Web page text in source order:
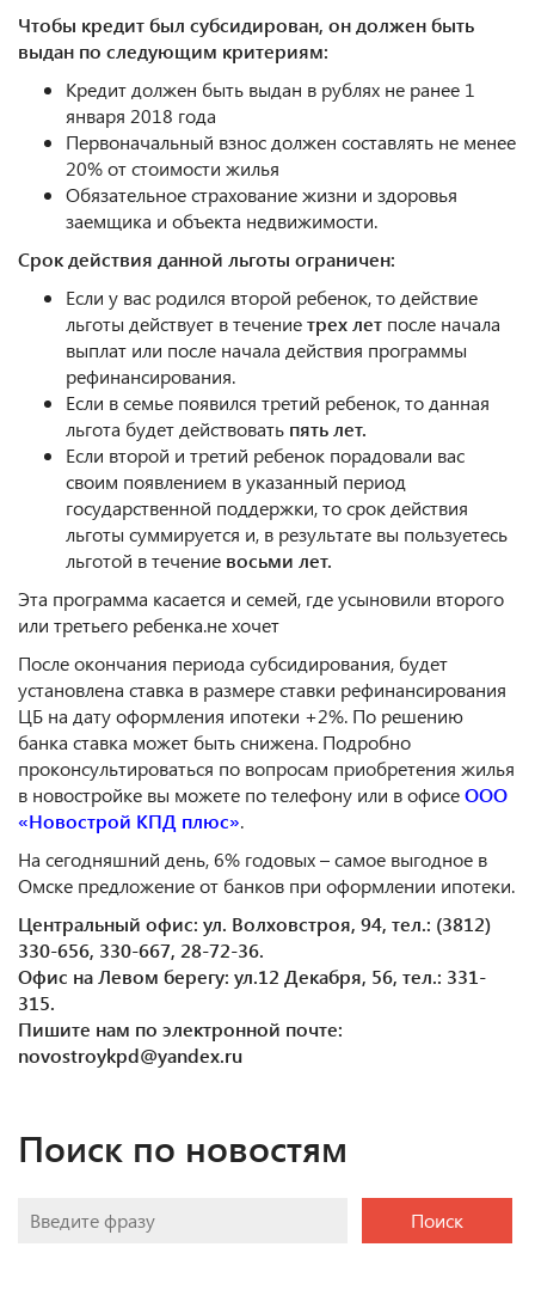
Чтобы кредит был субсидирован, он должен быть
выдан по следующим критериям:
Кредит должен быть выдан в рублях не ранее 1
января 2018 года
Первоначальный взнос должен составлять не менее
20% от стоимости жилья
Обязательное страхование жизни и здоровья
заемщика и объекта недвижимости.
Срок действия данной льготы ограничен:
Если у вас родился второй ребенок, то действие
льготы действует в течениетрех лет после начала
выплат или после начала действия программы
рефинансирования.
Если в семье появился третий ребенок, то данная
льгота будет действовать пять лет.
Если второй и третий ребенок порадовали вас
своим появлением в указанный период
государственной поддержки, то срок действия
льготы суммируется и, в результате вы пользуетесь
льготой в течение восьми лет.
Эта программа касается и семей, где усыновили второго
или третьего ребенка.не хочет
После окончания периода субсидирования, будет
установлена ставка в размере ставки рефинансирования
ЦБ на дату оформления ипотеки +2%. По решению
банка ставка может быть снижена. Подробно
проконсультироваться по вопросам приобретения жилья
в новостройке вы можете по телефону или в офисеООО
«Новострой КПД плюс».
На сегодняшний день, 6% годовых – самое выгодное в
Омске предложение от банков при оформлении ипотеки.
Центральный офис: ул. Волховстроя, 94, тел.: (3812)
330-656, 330-667, 28-72-36.
Офис на Левом берегу: ул.12 Декабря, 56, тел.: 331-
315.
Пишите нам по электронной почте:
novostroykpd@yandex.ru
Поиск по новостям
Поиск